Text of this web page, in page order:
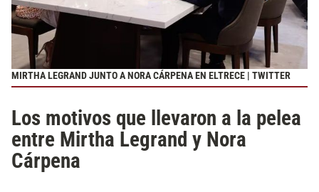
MIRTHA LEGRAND JUNTO A NORA CÁRPENA EN ELTRECE | TWITTER
Los motivos que llevaron a la pelea
entre Mirtha Legrand y Nora
Cárpena